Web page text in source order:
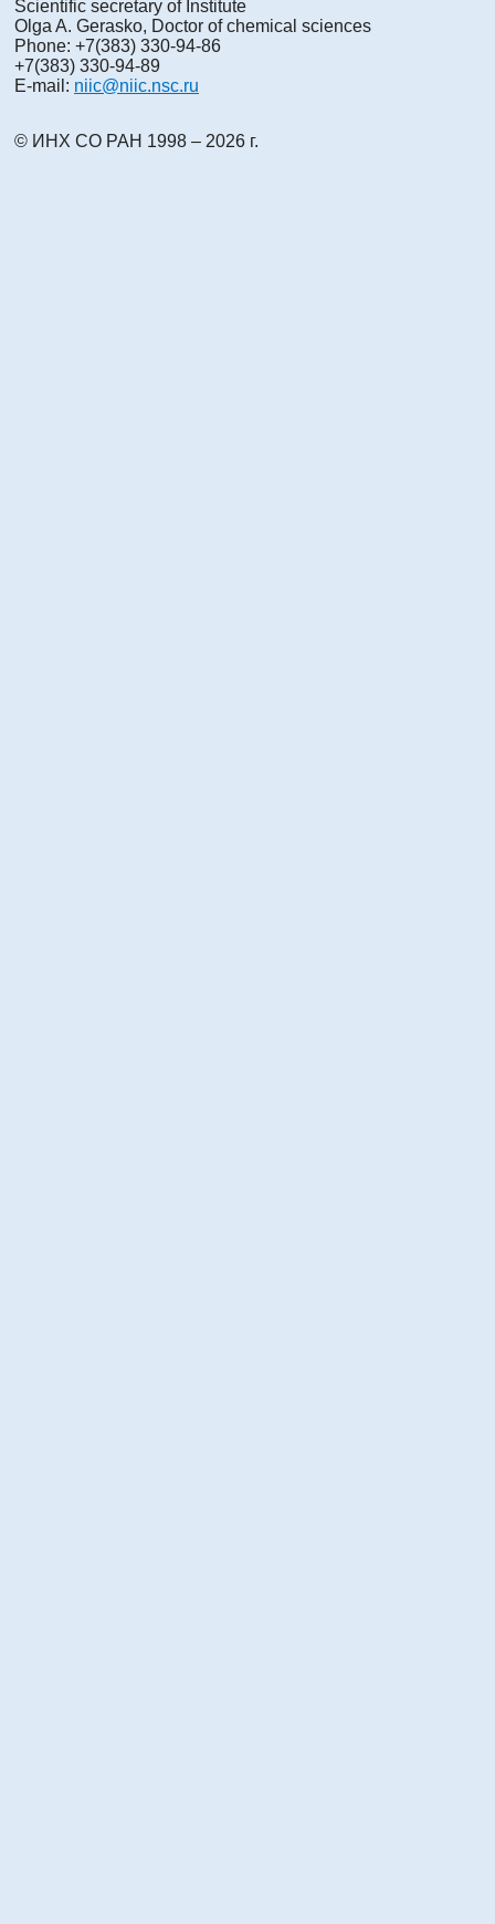
Scientific secretary of Institute
Olga A. Gerasko, Doctor of chemical sciences
Phone: +7(383) 330-94-86
+7(383) 330-94-89
E-mail: niic@niic.nsc.ru
© ИНХ СО РАН 1998 – 2026 г.